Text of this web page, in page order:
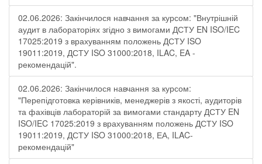
02.06.2026: Закінчилося навчання за курсом: "Внутрішній
аудит в лабораторіях згідно з вимогами ДСТУ EN ISO/IEC
17025:2019 з врахуванням положень ДСТУ ISO
19011:2019, ДСТУ ISO 31000:2018, ILAC, EA -
рекомендацій".
02.06.2026: Закінчилося навчання за курсом:
"Перепідготовка керівників, менеджерів з якості, аудиторів
та фахівців лабораторій за вимогами стандарту ДСТУ EN
ISO/IEC 17025:2019 з врахуванням положень ДСТУ ISO
19011:2019, ДСТУ ISO 31000:2018, ЕА, ILAC-
рекомендацій"